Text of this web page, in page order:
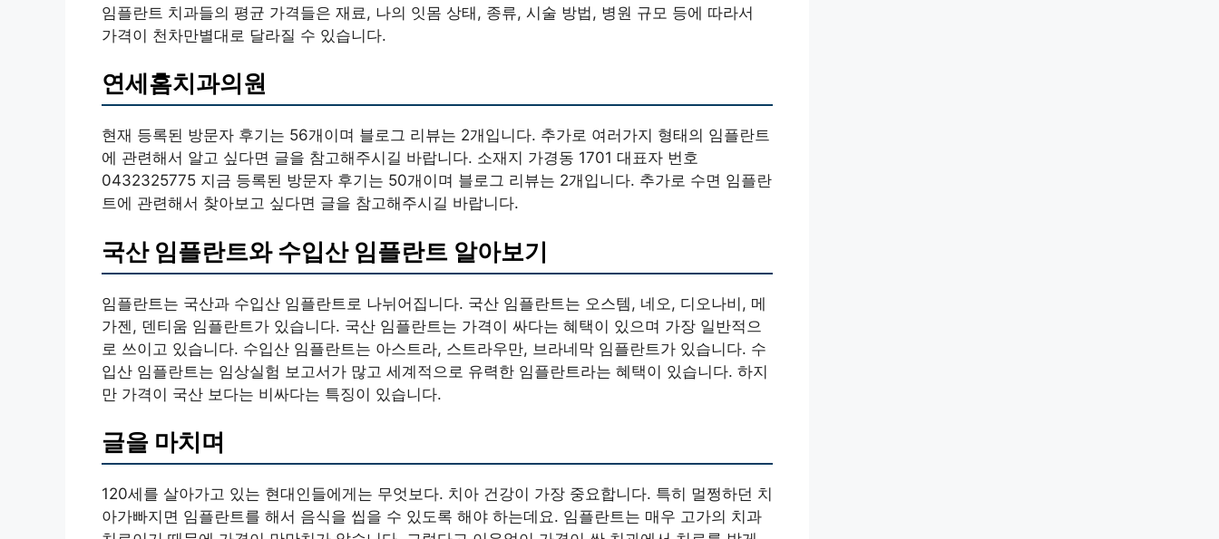
임플란트 치과들의 평균 가격들은 재료, 나의 잇몸 상태, 종류, 시술 방법, 병원 규모 등에 따라서
가격이 천차만별대로 달라질 수 있습니다.
연세홈치과의원
현재 등록된 방문자 후기는 56개이며 블로그 리뷰는 2개입니다. 추가로 여러가지 형태의 임플란트
에 관련해서 알고 싶다면 글을 참고해주시길 바랍니다. 소재지 가경동 1701 대표자 번호
0432325775 지금 등록된 방문자 후기는 50개이며 블로그 리뷰는 2개입니다. 추가로 수면 임플란
트에 관련해서 찾아보고 싶다면 글을 참고해주시길 바랍니다.
국산 임플란트와 수입산 임플란트 알아보기
임플란트는 국산과 수입산 임플란트로 나뉘어집니다. 국산 임플란트는 오스템, 네오, 디오나비, 메
가젠, 덴티움 임플란트가 있습니다. 국산 임플란트는 가격이 싸다는 혜택이 있으며 가장 일반적으
로 쓰이고 있습니다. 수입산 임플란트는 아스트라, 스트라우만, 브라네막 임플란트가 있습니다. 수
입산 임플란트는 임상실험 보고서가 많고 세계적으로 유력한 임플란트라는 혜택이 있습니다. 하지
만 가격이 국산 보다는 비싸다는 특징이 있습니다.
글을 마치며
120세를 살아가고 있는 현대인들에게는 무엇보다. 치아 건강이 가장 중요합니다. 특히 멀쩡하던 치
아가빠지면 임플란트를 해서 음식을 씹을 수 있도록 해야 하는데요. 임플란트는 매우 고가의 치과